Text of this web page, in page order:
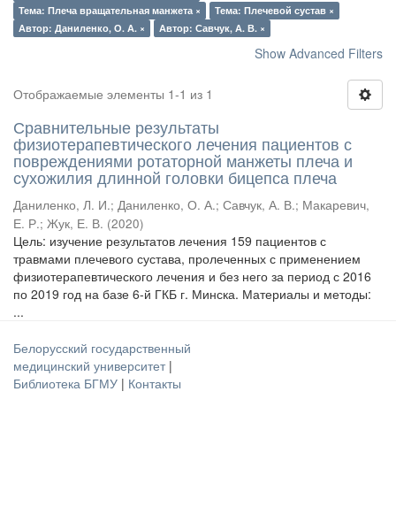
Тема: Плеча вращательная манжета ×
Тема: Плечевой сустав ×
Автор: Даниленко, О. А. ×
Автор: Савчук, А. В. ×
Show Advanced Filters
Отображаемые элементы 1-1 из 1
Сравнительные результаты
физиотерапевтического лечения пациентов с
повреждениями ротаторной манжеты плеча и
сухожилия длинной головки бицепса плеча
Даниленко, Л. И.; Даниленко, О. А.; Савчук, А. В.; Макаревич,
Е. Р.; Жук, Е. В. (2020)
Цель: изучение результатов лечения 159 пациентов с
травмами плечевого сустава, пролеченных с применением
физиотерапевтического лечения и без него за период с 2016
по 2019 год на базе 6-й ГКБ г. Минска. Материалы и методы:
...
Белорусский государственный
медицинский университет |
Библиотека БГМУ | Контакты